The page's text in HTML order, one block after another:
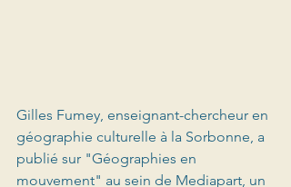
Gilles Fumey, enseignant-chercheur en
géographie culturelle à la Sorbonne, a
publié sur "Géographies en
mouvement" au sein de Mediapart, un